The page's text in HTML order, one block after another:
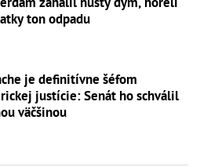
ton odpadu
je definitívne šéfom
justície: Senát ho schválil
väčšinou